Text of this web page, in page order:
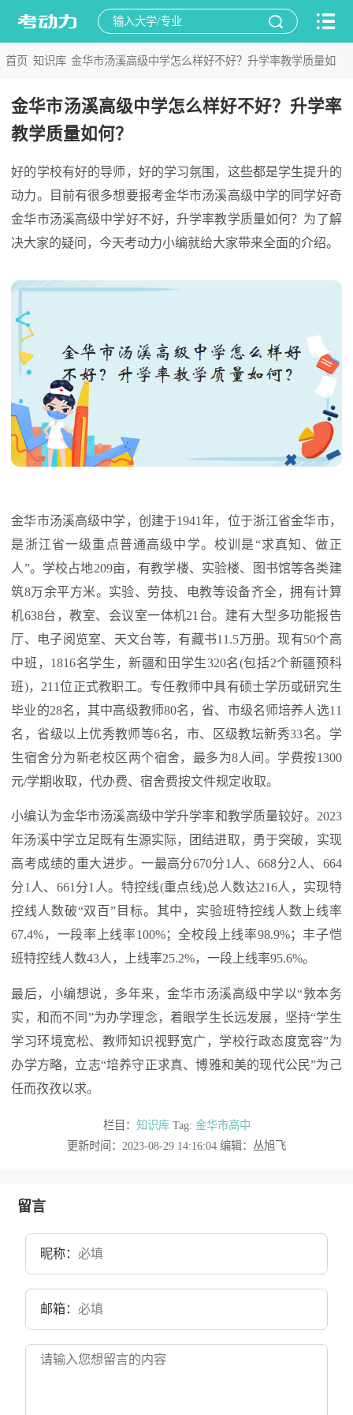
首页 知识库
>
金华市汤溪高级中学怎么样好不好？升学率教学质量如
何？
金华市汤溪高级中学怎么样好不好？升学率
教学质量如何？
好的学校有好的导师，好的学习氛围，这些都是学生提升的
动力。目前有很多想要报考金华市汤溪高级中学的同学好奇
金华市汤溪高级中学好不好，升学率教学质量如何？为了解
决大家的疑问，今天考动力小编就给大家带来全面的介绍。
金华市汤溪高级中学，创建于1941年，位于浙江省金华市，
是浙江省一级重点普通高级中学。校训是“求真知、做正
人”。学校占地209亩，有教学楼、实验楼、图书馆等各类建
筑8万余平方米。实验、劳技、电教等设备齐全，拥有计算
机638台，教室、会议室一体机21台。建有大型多功能报告
厅、电子阅览室、天文台等，有藏书11.5万册。现有50个高
中班，1816名学生，新疆和田学生320名(包括2个新疆预科
班)，211位正式教职工。专任教师中具有硕士学历或研究生
毕业的28名，其中高级教师80名，省、市级名师培养人选11
名，省级以上优秀教师等6名，市、区级教坛新秀33名。学
生宿舍分为新老校区两个宿舍，最多为8人间。学费按1300
元/学期收取，代办费、宿舍费按文件规定收取。
小编认为金华市汤溪高级中学升学率和教学质量较好。2023
年汤溪中学立足既有生源实际，团结进取，勇于突破，实现
高考成绩的重大进步。一最高分670分1人、668分2人、664
分1人、661分1人。特控线(重点线)总人数达216人，实现特
控线人数破“双百”目标。其中，实验班特控线人数上线率
67.4%，一段率上线率100%；全校段上线率98.9%；丰子恺
班特控线人数43人，上线率25.2%，一段上线率95.6%。
最后，小编想说，多年来，金华市汤溪高级中学以“敦本务
实，和而不同”为办学理念，着眼学生长远发展，坚持“学生
学习环境宽松、教师知识视野宽广，学校行政态度宽容”为
办学方略，立志“培养守正求真、博雅和美的现代公民”为己
任而孜孜以求。
栏目： 知识库Tag: 金华市高中
更新时间：2023-08-29 14:16:04 编辑：丛旭飞
留言
昵称：
邮箱：